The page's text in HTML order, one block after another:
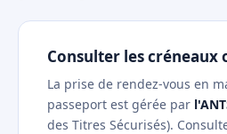
Consulter les créneaux
La prise de rendez-vous en
passeport est gérée par
des Titres Sécurisés).